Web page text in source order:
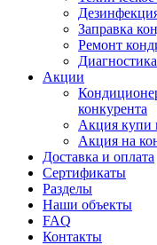
Заправка
Ремонт
Акции
конкурента
Акция купи
Акция на
Доставка и оплата
Сертификаты
Разделы
Наши объекты
FAQ
Контакты